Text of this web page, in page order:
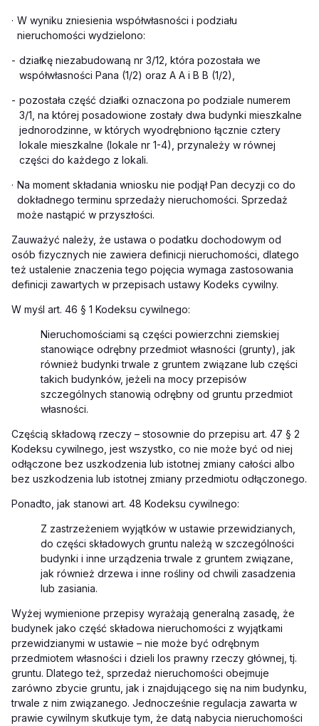
· W wyniku zniesienia współwłasności i podziału
nieruchomości wydzielono:
- działkę niezabudowaną nr 3/12, która pozostała we
współwłasności Pana (1/2) oraz A A i B B (1/2),
- pozostała część działki oznaczona po podziale numerem
3/1, na której posadowione zostały dwa budynki mieszkalne
jednorodzinne, w których wyodrębniono łącznie cztery
lokale mieszkalne (lokale nr 1-4), przynależy w równej
części do każdego z lokali.
· Na moment składania wniosku nie podjął Pan decyzji co do
dokładnego terminu sprzedaży nieruchomości. Sprzedaż
może nastąpić w przyszłości.
Zauważyć należy, że ustawa o podatku dochodowym od
osób fizycznych nie zawiera definicji nieruchomości, dlatego
też ustalenie znaczenia tego pojęcia wymaga zastosowania
definicji zawartych w przepisach ustawy Kodeks cywilny.
W myśl art. 46 § 1 Kodeksu cywilnego:
Nieruchomościami są części powierzchni ziemskiej
stanowiące odrębny przedmiot własności (grunty), jak
również budynki trwale z gruntem związane lub części
takich budynków, jeżeli na mocy przepisów
szczególnych stanowią odrębny od gruntu przedmiot
własności.
Częścią składową rzeczy – stosownie do przepisu art. 47 § 2
Kodeksu cywilnego, jest wszystko, co nie może być od niej
odłączone bez uszkodzenia lub istotnej zmiany całości albo
bez uszkodzenia lub istotnej zmiany przedmiotu odłączonego.
Ponadto, jak stanowi art. 48 Kodeksu cywilnego:
Z zastrzeżeniem wyjątków w ustawie przewidzianych,
do części składowych gruntu należą w szczególności
budynki i inne urządzenia trwale z gruntem związane,
jak również drzewa i inne rośliny od chwili zasadzenia
lub zasiania.
Wyżej wymienione przepisy wyrażają generalną zasadę, że
budynek jako część składowa nieruchomości z wyjątkami
przewidzianymi w ustawie – nie może być odrębnym
przedmiotem własności i dzieli los prawny rzeczy głównej, tj.
gruntu. Dlatego też, sprzedaż nieruchomości obejmuje
zarówno zbycie gruntu, jak i znajdującego się na nim budynku,
trwale z nim związanego. Jednocześnie regulacja zawarta w
prawie cywilnym skutkuje tym, że datą nabycia nieruchomości